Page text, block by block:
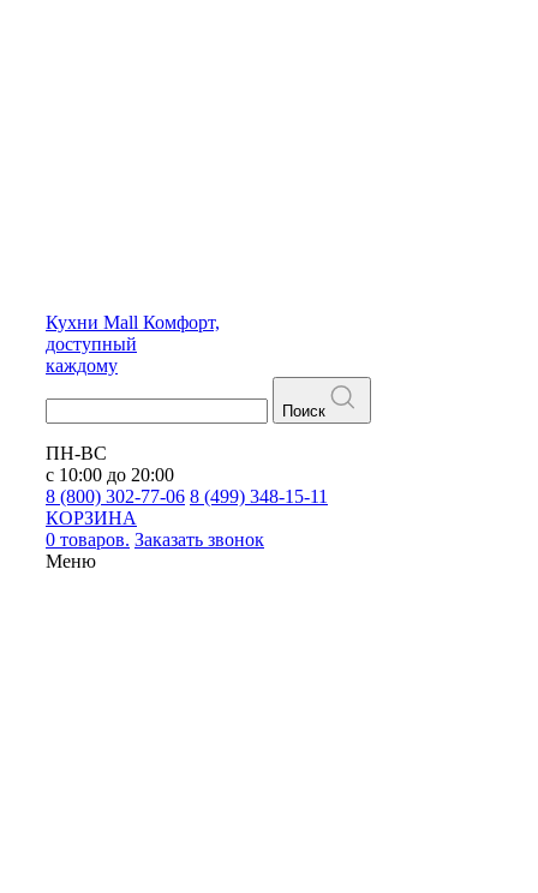
Кухни Mall Комфорт,
доступный
каждому
Поиск
ПН-ВС
с 10:00 до 20:00
8 (800) 302-77-06 8 (499) 348-15-11
КОРЗИНА
0 товаров. Заказать звонок
Меню